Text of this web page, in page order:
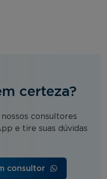
certeza?
consultores
e tire suas dúvidas
consultor